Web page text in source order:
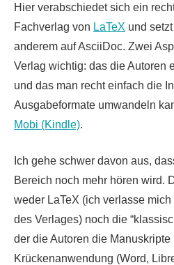
Hier verabschiedet sich ein
Fachverlag von LaTeX und
anderem auf AsciiDoc. Zwei
Verlag wichtig: das die Autoren
und das man recht einfach die
Ausgabeformate umwandeln
Mobi (Kindle).
Ich gehe schwer davon aus,
Bereich noch mehr hören wird.
weder LaTeX (ich verlasse
des Verlages) noch die
der die Autoren die Manuskripte
Krückenanwendung (Word,